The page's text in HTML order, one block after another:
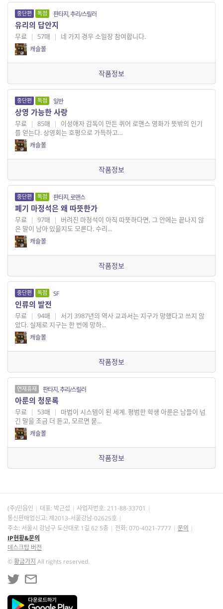
중단편 독점 판타지, 추리/스릴러
유리의 답안지
무료 | 57매 | 네 가지 경우 소일장 참여합니다.
캐슬볼
작품정보
중단편 독점 일반
상영 가능한 사랑
무료 | 85매 |
이성애자 감독이 만든 퀴어 로맨스 영화가 뜻밖의 인기
를 얻는다. 상영회는 호평으로 가득하고...
캐슬볼
작품정보
중단편 독점 판타지, 로맨스
폐기 마정석은 왜 따뜻한가
무료 | 97매 |
버려진 마정석이 아직 따뜻하다면, 그 안에는 끝나지 않
은 말이 남아 있을지도 모른다. 수리...
캐슬볼
작품정보
중단편 독점 SF
인류의 발전
무료 | 94매 |
서기 3987년의 역사 교과서는 지구가 망했다고 쓰지 않
았다. 실제로 지구는 한 번에 망하...
캐슬볼
작품정보
연재휴재 판타지, 추리/스릴러
아룬의 청문록
무료 | 53매 |
마법이 시스템이 된 세계. 평범한 학생 아룬은 남들이 넘
긴 말을 조금 더 듣고, 모르면 묻...
캐슬볼
작품정보
(주)민음인 대표: 박근섭 사업자번호: 211-88-33701
통신판매업신고: 제2013-서울강남-02625호
주소: 서울시 강남구 도산대로 1길 62 5층
전화: 070-4021-7777
문의
IP현황&문의
데스크탑 버전
©황금가지 All rights reserved.